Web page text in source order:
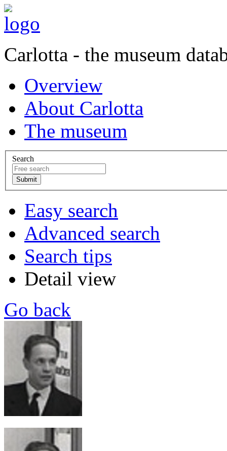
Carlotta - the museum
Overview
About Carlotta
The museum
Search
Easy search
Advanced search
Search tips
Detail view
Go back